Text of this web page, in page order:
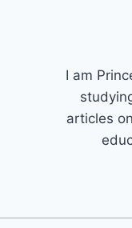
I am
articles